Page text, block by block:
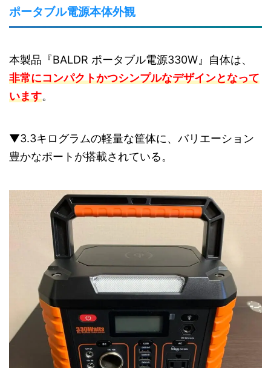
ポータブル電源本体外観
本製品『BALDR ポータブル電源330W』自体は、
非常にコンパクトかつシンプルなデザインとなって
います。
▼3.3キログラムの軽量な筐体に、バリエーション
豊かなポートが搭載されている。